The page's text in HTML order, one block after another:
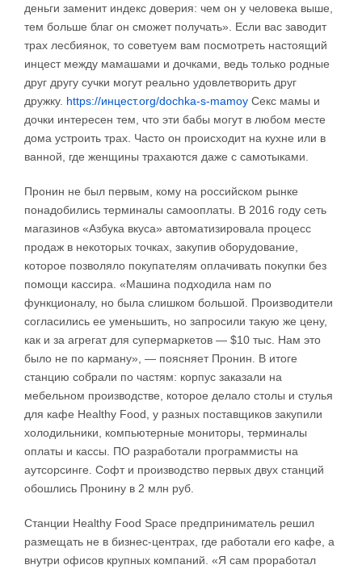
деньги заменит индекс доверия: чем он у человека выше,
тем больше благ он сможет получать». Если вас заводит
трах лесбиянок, то советуем вам посмотреть настоящий
инцест между мамашами и дочками, ведь только родные
друг другу сучки могут реально удовлетворить друг
дружку. https://инцест.org/dochka-s-mamoy Секс мамы и
дочки интересен тем, что эти бабы могут в любом месте
дома устроить трах. Часто он происходит на кухне или в
ванной, где женщины трахаются даже с самотыками.
Пронин не был первым, кому на российском рынке
понадобились терминалы самооплаты. В 2016 году сеть
магазинов «Азбука вкуса» автоматизировала процесс
продаж в некоторых точках, закупив оборудование,
которое позволяло покупателям оплачивать покупки без
помощи кассира. «Машина подходила нам по
функционалу, но была слишком большой. Производители
согласились ее уменьшить, но запросили такую же цену,
как и за агрегат для супермаркетов — $10 тыс. Нам это
было не по карману», — поясняет Пронин. В итоге
станцию собрали по частям: корпус заказали на
мебельном производстве, которое делало столы и стулья
для кафе Healthy Food, у разных поставщиков закупили
холодильники, компьютерные мониторы, терминалы
оплаты и кассы. ПО разработали программисты на
аутсорсинге. Софт и производство первых двух станций
обошлись Пронину в 2 млн руб.
Станции Healthy Food Space предприниматель решил
размещать не в бизнес-центрах, где работали его кафе, а
внутри офисов крупных компаний. «Я сам проработал